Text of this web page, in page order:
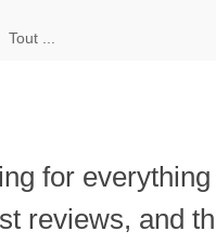
Tout ...
for
reviews, and